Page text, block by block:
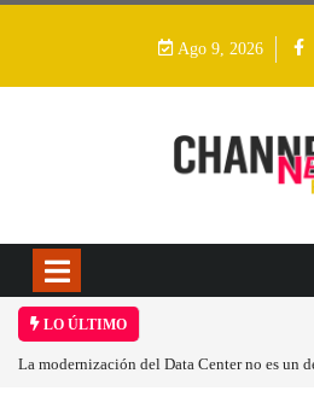
Ago 9, 2026
LO ÚLTIMO
cambio en el Los ingresos por